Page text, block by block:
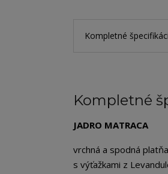
Kompletné
Kompletné
JADRO MATRACA
vrchná a spodná
s výťažkami z